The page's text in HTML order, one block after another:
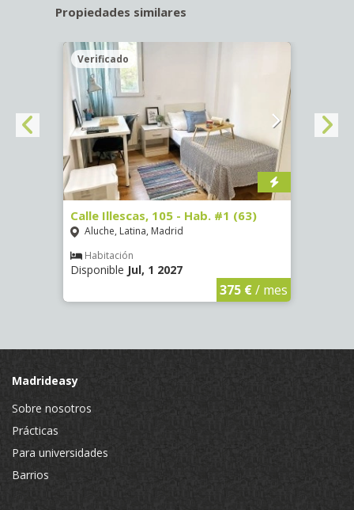
Propiedades similares
Verificado
Calle Illescas, 105 - Hab. #1 (63)
Aluche, Latina, Madrid
Habitación
Disponible Jul, 1 2027
375 €/ mes
Madrideasy
Sobre nosotros
Prácticas
Para universidades
Barrios